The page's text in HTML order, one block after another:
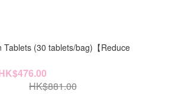
Tablets (30 tablets/bag)【Reduce
HK$881.00